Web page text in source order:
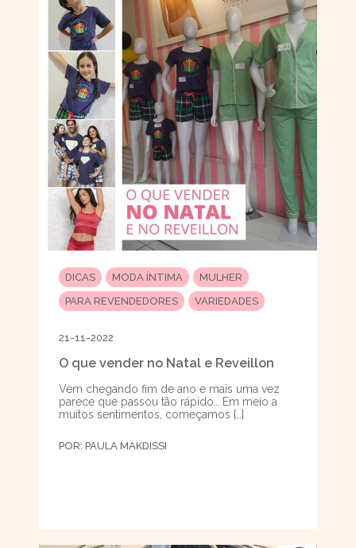
DICAS MODA ÍNTIMA
MULHER
PARA REVENDEDORES
VARIEDADES
21-11-2022
O que vender no Natal e Reveillon
Vem chegando fim de ano e mais uma vez
parece que passou tão rápido… Em meio a
muitos sentimentos, começamos […]
POR: PAULA MAKDISSI